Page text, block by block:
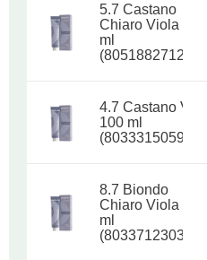
5.7 Castano
Chiaro Viola 100
ml
(8051882712057)
4.7 Castano Viola
100 ml
(8033315059274)
8.7 Biondo
Chiaro Viola 100
ml
(8033712303031)